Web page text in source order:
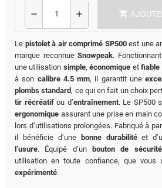
remove add shopping_cart
Le pistolet à air comprimé SP500est une
marque reconnue Snowpeak.
une utilisation simple,économique etfiable
à son calibre 4.5 mm, il garantit une
plombs standard , ce qui en fait un choix
tir récréatifou d’entraînement. Le SP500
ergonomique assurant une prise en main
lors d’utilisations prolongées. Fabriqué à
il bénéficie d’une
bonne durabilitéet
l’usure. Équipé d’un bouton de
utilisation en toute confiance, que vous
expérimenté.